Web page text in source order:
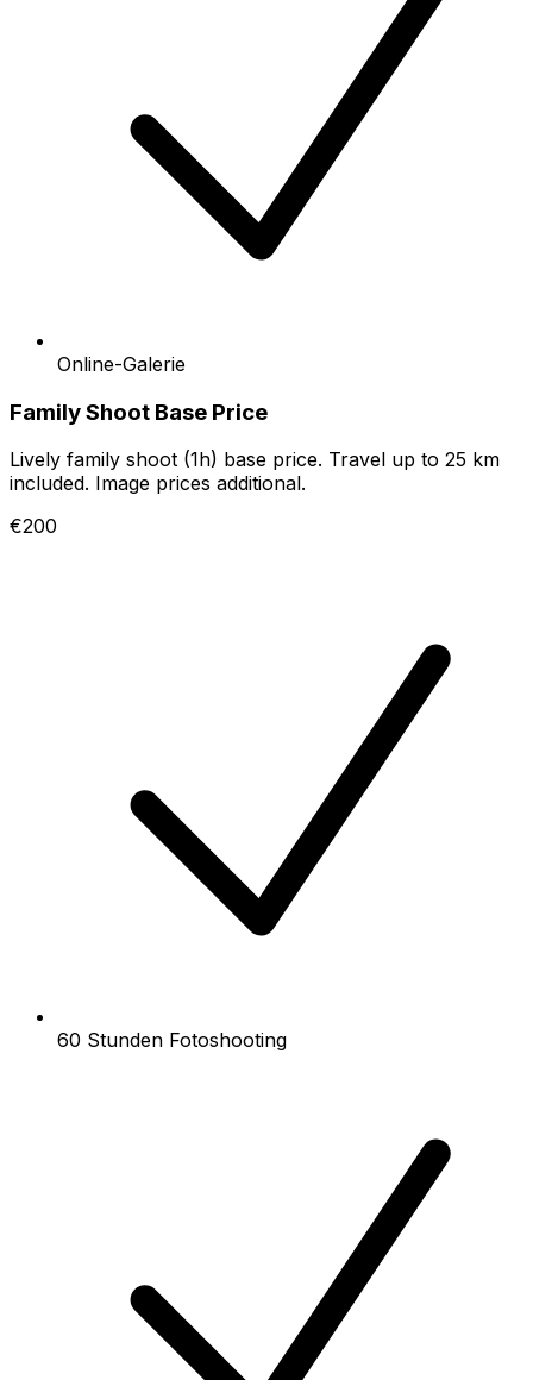
Online-Galerie
Family Shoot Base Price
Lively family shoot (1h) base price. Travel up to 25 km
included. Image prices additional.
€200
60 Stunden Fotoshooting